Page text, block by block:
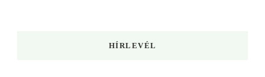
HÍRLEVÉL